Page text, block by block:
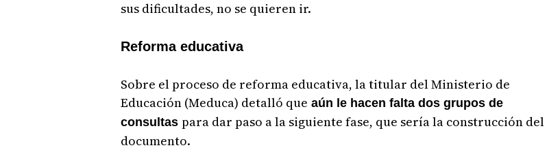
sus dificultades, no se quieren ir.
Reforma educativa
Sobre el proceso de reforma educativa, la titular del Ministerio de
Educación (Meduca) detalló que aún le hacen falta dos grupos de
consultas para dar paso a la siguiente fase, que sería la construcción del
documento.